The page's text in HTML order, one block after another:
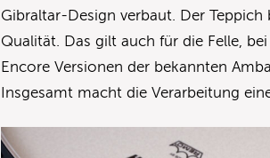
Gibraltar-Design verbaut. Der
Qualität. Das gilt auch für die Felle,
Encore Versionen der bekannten
Insgesamt macht die Verarbeitung